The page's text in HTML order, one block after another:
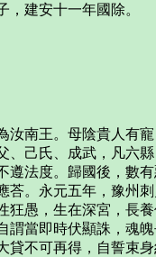
，建安十一年國除。
汝南王。母陰貴人有
、己氏、成武，凡六
遵法度。歸國後，數
荅。永元五年，豫州
狂愚，生在深宮，長
謂當即時伏顯誅，魂
貸不可再得，自誓束